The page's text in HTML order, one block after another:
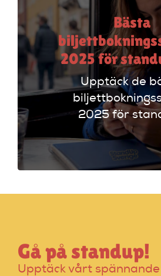
Bästa
2025 för
Upptäck de
2025 för
UK. Jämför
plattformar
Ticketmaster
rätt
Gå på standup!
Upptäck vårt